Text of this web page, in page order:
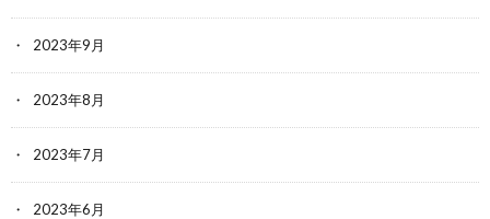
2023年9月
2023年8月
2023年7月
2023年6月